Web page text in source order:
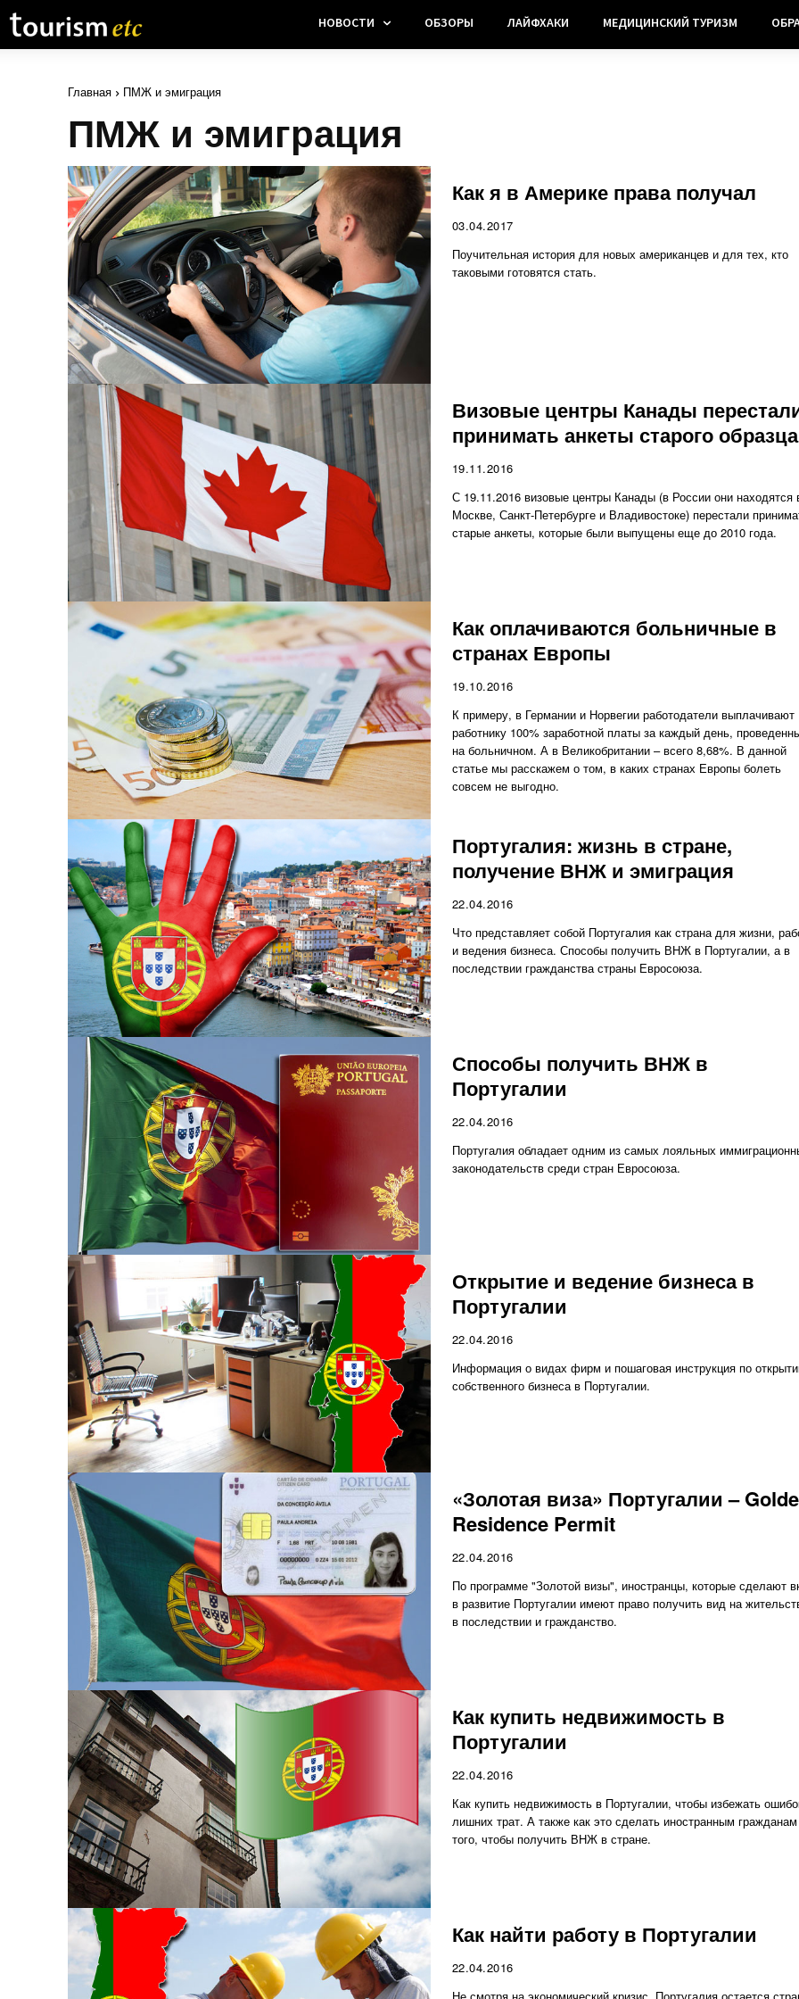
НОВОСТИ ОБЗОРЫ ЛАЙФХАКИ МЕДИЦИНСКИЙ ТУРИЗМ
Главная ПМЖ и эмиграция
ПМЖ и эмиграция
Как я в Америке права получал
03.04.2017
Поучительная история для новых американцев и для тех, кто
таковыми готовятся стать.
Визовые центры Канады
принимать анкеты старого образца
19.11.2016
С 19.11.2016 визовые центры Канады (в России они находятся
Москве, Санкт-Петербурге и Владивостоке) перестали
старые анкеты, которые были выпущены еще до 2010 года.
Как оплачиваются больничные в
странах Европы
19.10.2016
К примеру, в Германии и Норвегии работодатели выплачивают
работнику 100% заработной платы за каждый день,
на больничном. А в Великобритании – всего 8,68%. В данной
статье мы расскажем о том, в каких странах Европы болеть
совсем не выгодно.
Португалия: жизнь в стране,
получение ВНЖ и эмиграция
22.04.2016
Что представляет собой Португалия как страна для жизни,
и ведения бизнеса. Способы получить ВНЖ в Португалии, а в
последствии гражданства страны Евросоюза.
Способы получить ВНЖ в
Португалии
22.04.2016
Португалия обладает одним из самых лояльных
законодательств среди стран Евросоюза.
Открытие и ведение бизнеса в
Португалии
22.04.2016
Информация о видах фирм и пошаговая инструкция по
собственного бизнеса в Португалии.
«Золотая виза» Португалии –
Residence Permit
22.04.2016
По программе "Золотой визы", иностранцы, которые сделают
в развитие Португалии имеют право получить вид на
в последствии и гражданство.
Как купить недвижимость в
Португалии
22.04.2016
Как купить недвижимость в Португалии, чтобы избежать
лишних трат. А также как это сделать иностранным
того, чтобы получить ВНЖ в стране.
Как найти работу в Португалии
22.04.2016
Не смотря на экономический кризис, Португалия остается